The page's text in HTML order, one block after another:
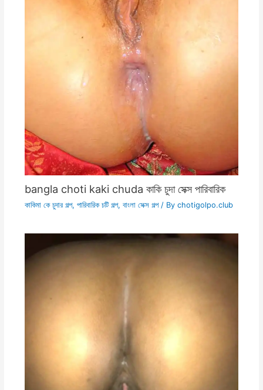
bangla choti kaki chuda কাকি চুদা সেক্স পারিবারিক
কাকিমা কে চুদার গল্প, পারিবারিক চটি গল্প, বাংলা সেক্স গল্প/ By chotigolpo.club